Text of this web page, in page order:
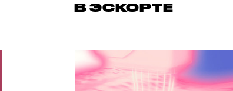
В ЭСКОРТЕ